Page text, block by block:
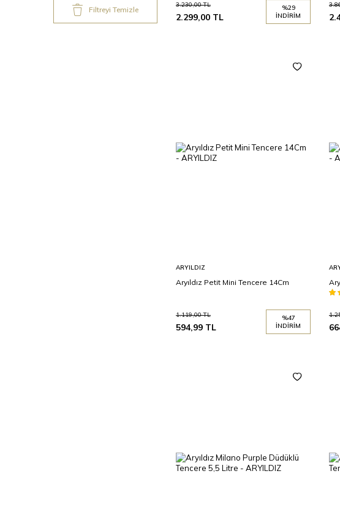
Filtreyi Temizle
3.230,00TL
2.299,00 TL
%29
İNDIRIM
ARYILDIZ
Aryıldız Petit Mini Tencere 14Cm
1.119,00TL
594,99 TL
%47
İNDIRIM